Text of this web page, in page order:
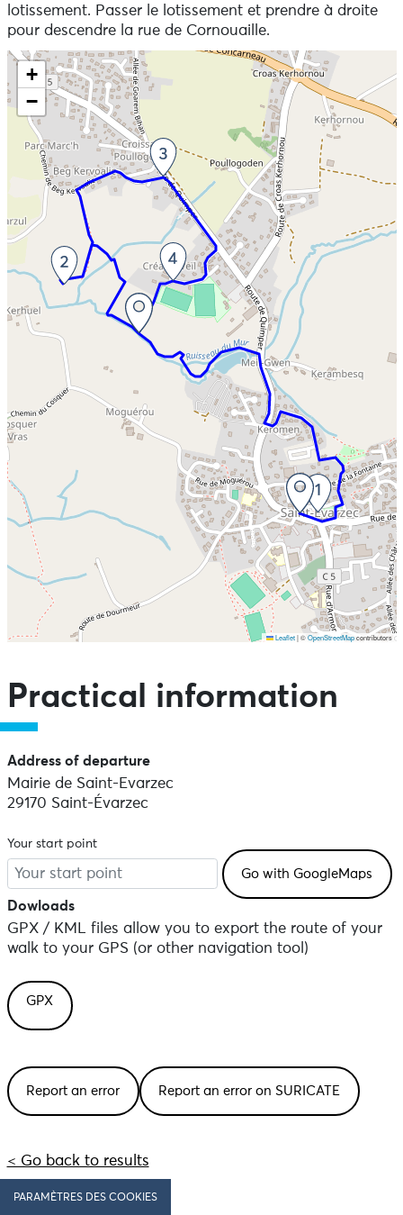
lotissement. Passer le lotissement et prendre à droite
pour descendre la rue de Cornouaille.
Skip the map and go straight to the information
+
−
Leaflet |©OpenStreetMapcontributors
Practical information
Address of departure
Mairie de Saint-Evarzec
29170 Saint-Évarzec
Your start point
Dowloads
GPX / KML files allow you to export the route of your
walk to your GPS (or other navigation tool)
GPX
Report an error Report an error on SURICATE
< Go back to results
PARAMÈTRES DES COOKIES